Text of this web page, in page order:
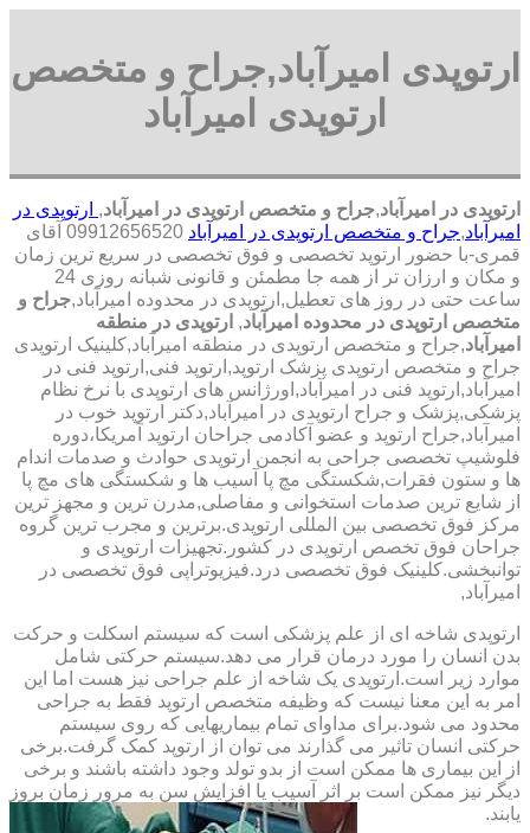
ارتوپدی امیرآباد,جراح و متخصص
ارتوپدی امیرآباد
ارتوپدی در امیرآباد,جراح و متخصص ارتوپدی در امیرآباد, ارتوپدی در
امیرآباد,جراح و متخصص ارتوپدی در امیرآباد
09912656520 آقای
قمری-با حضور ارتوپد تخصصی و فوق تخصصی در سریع ترین زمان
و مکان و ارزان تر از همه جا مطمئن و قانونی شبانه روزی 24
ساعت حتی در روز های تعطیل,ارتوپدی در محدوده امیرآباد,جراح و
متخصص ارتوپدی در محدوده امیرآباد, ارتوپدی در منطقه
امیرآباد,جراح و متخصص ارتوپدی در منطقه امیرآباد,کلینیک ارتوپدی
جراح و متخصص ارتوپدی پزشک ارتوپد,ارتوپد فنی,ارتوپد فنی در
امیرآباد,ارتوپد فنی در امیرآباد,اورژانس های ارتوپدی با نرخ نظام
پزشکی,پزشک و جراح ارتوپدی در امیرآباد,دکتر ارتوپد خوب در
امیرآباد,جراح ارتوپد و عضو آکادمی جراحان ارتوپد آمریکا،دوره
فلوشیپ تخصصی جراحی به انجمن ارتوپدی حوادث و صدمات اندام
ها و ستون فقرات,شکستگی مچ پا آسیب ها و شکستگی های مچ پا
از شایع ترین صدمات استخوانی و مفاصلی,مدرن ترین و مجهز ترین
مرکز فوق تخصصی بین المللی ارتوپدی.برترین ‏و ‏مجرب ‏ترین ‏گروه
‏جراحان ‏فوق ‏تخصص ‏ارتوپدی ‏در ‏کشور.تجهیزات ارتوپدی و
توانبخشی.کلینیک فوق تخصصی درد.فیزیوتراپی فوق تخصصی در
امیرآباد,
ارتوپدی شاخه ای از علم پزشکی است که سیستم اسکلت و حرکت
بدن انسان را مورد درمان قرار می دهد.سیستم حرکتی شامل
موارد زیر است.ارتوپدی یک شاخه از علم جراحی نیز هست اما این
امر به این معنا نیست که وظیفه متخصص ارتوپد فقط به جراحی
محدود می شود.برای مداوای تمام بیماریهایی که روی سیستم
حرکتی انسان تاثیر می گذارند می توان از ارتوپد کمک گرفت.برخی
از این بیماری ها ممکن است از بدو تولد وجود داشته باشند و برخی
دیگر نیز ممکن است بر اثر آسیب یا افزایش سن به مرور زمان بروز
یابند.